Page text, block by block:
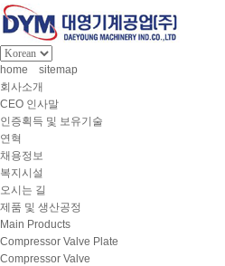
home
sitemap
회사소개
CEO 인사말
인증획득 및 보유기술
연혁
채용정보
복지시설
오시는 길
제품 및 생산공정
Main Products
Compressor Valve Plate
Compressor Valve